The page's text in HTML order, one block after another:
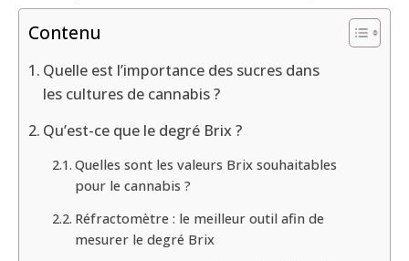
Contenu
Quelle est l’importance des sucres dans
les cultures de cannabis ?
Qu’est-ce que le degré Brix ?
Quelles sont les valeurs Brix souhaitables
pour le cannabis ?
Réfractomètre : le meilleur outil afin de
mesurer le degré Brix